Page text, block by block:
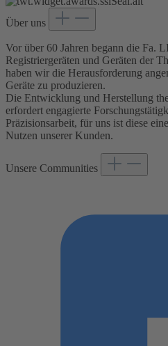
Über uns
Vor über 60 Jahren begann die Fa.
Registriergeräten und Geräten der
haben wir die Herausforderung
Geräte zu produzieren.
Die Entwicklung und Herstellung
erfordert engagierte
Präzisionsarbeit, für uns ist diese
Nutzen unserer Kunden.
Unsere Communities